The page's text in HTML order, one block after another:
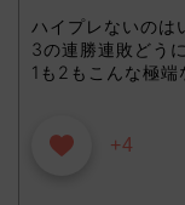
ハイプレないのは
3の連勝連敗どう
1も2もこんな極
+4